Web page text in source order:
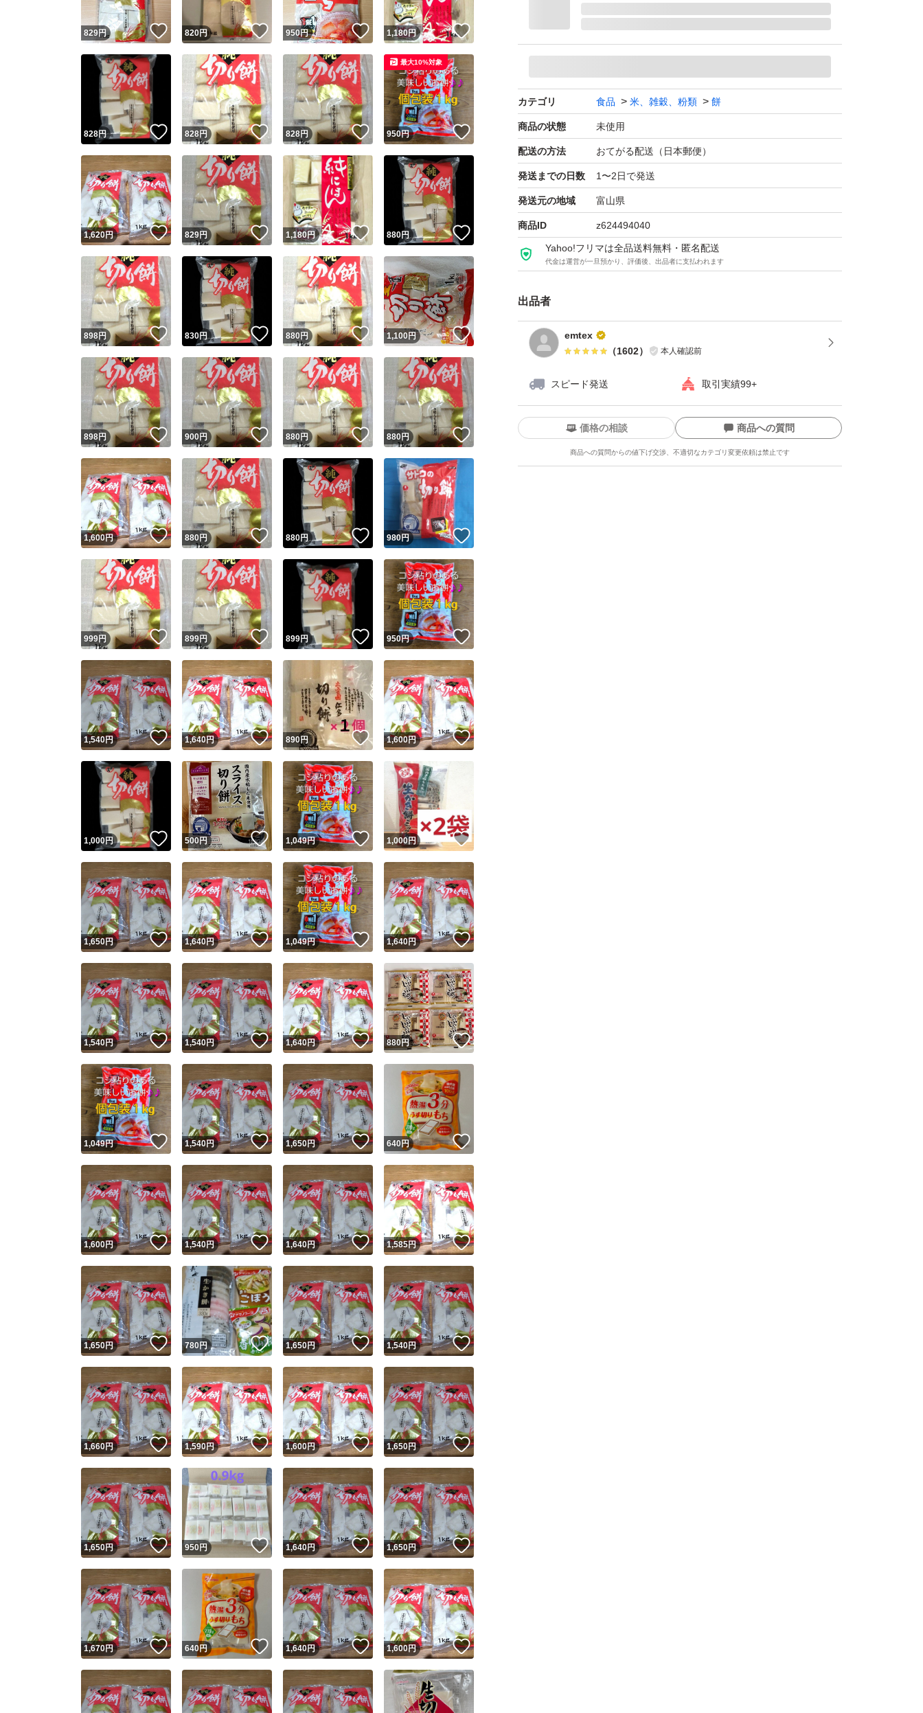
カテゴリ 食品 米、雑穀、粉類 餅
商品の状態 未使用
配送の方法 おてがる配送（日本郵便）
発送までの日数 1〜2日で発送
発送元の地域 富山県
商品ID z624494040
Yahoo!フリマは全品送料無料・匿名配送
代金は運営が一旦預かり、評価後、出品者に支払われます
出品者
emtex
（1602） 本人確認前
スピード発送 取引実績99+
ユーザーの実績について
Yahoo!フリマが定めた一定の基準を満たしたユーザーにバッジを付与しています
安心取引出品者
安心取引出品者 Yahoo!フリマの基準をクリアした安心・安全なユーザーです
取引実績
取引実績◯+ このユーザーはYahoo!フリマの取引を完了させた実績があります
他フリマ実績◯+ このユーザーは他フリマサービスでの取引実績があります
スピード&安心発送
※このバッジは実績に基づく表示であり、発送を保証しているものではありません
スピード＆安心発送
このユーザーは高頻度で24時間以内＆設定した発送日数内に発送してい
ます
スピード発送 このユーザーは高頻度で24時間以内に発送しています
安心発送 このユーザーは設定した発送日数内に発送しています
価格の相談 商品への質問
商品への質問からの値下げ交渉、不適切なカテゴリ変更依頼は禁止です
この商品の情報をコピーします
商品画像の 無断転載は禁止されています
コピーは1商品につき1回です
出品ページへ
キャンセル
829円 いいね！
820円 いいね！
950円 いいね！
1,180円
828円 いいね！
828円 いいね！
828円 いいね！
950円
最大10%対象
1,620円 いいね！
829円 いいね！
1,180円 いいね！
880円
898円 いいね！
830円 いいね！
880円 いいね！
1,100円 いいね！
898円 いいね！
900円 いいね！
880円 いいね！
880円
1,600円 いいね！
880円 いいね！
880円 いいね！
980円
999円 いいね！
899円 いいね！
899円 いいね！
950円
1,540円 いいね！
1,640円 いいね！
890円 いいね！
1,600円 いいね！
1,000円 いいね！
500円 いいね！
1,049円 いいね！
1,000円
1,650円 いいね！
1,640円 いいね！
1,049円 いいね！
1,640円 いいね！
1,540円 いいね！
1,540円 いいね！
1,640円 いいね！
880円 いいね！
1,049円 いいね！
1,540円 いいね！
1,650円 いいね！
640円
1,600円 いいね！
1,540円 いいね！
1,640円 いいね！
1,585円 いいね！
1,650円 いいね！
780円 いいね！
1,650円 いいね！
1,540円 いいね！
1,660円 いいね！
1,590円 いいね！
1,600円 いいね！
1,650円 いいね！
1,650円 いいね！
950円 いいね！
1,640円 いいね！
1,650円 いいね！
1,670円 いいね！
640円 いいね！
1,640円 いいね！
1,600円 いいね！